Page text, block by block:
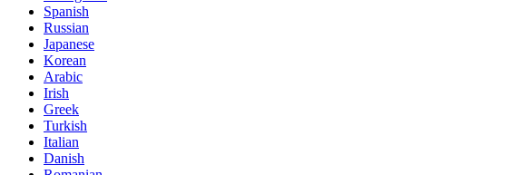
Spanish
Russian
Japanese
Korean
Arabic
Irish
Greek
Turkish
Italian
Danish